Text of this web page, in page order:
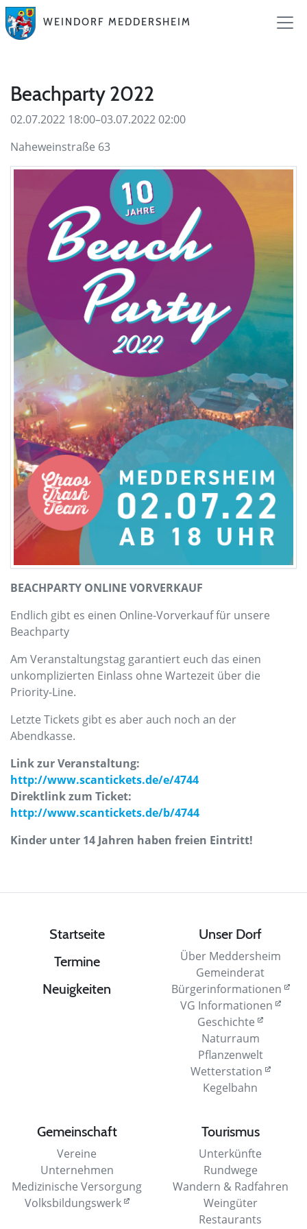
WEINDORF MEDDERSHEIM
Beachparty 2022
02.07.2022 18:00–03.07.2022 02:00
Naheweinstraße 63
BEACHPARTY ONLINE VORVERKAUF
Endlich gibt es einen Online-Vorverkauf für unsere
Beachparty
Am Veranstaltungstag garantiert euch das einen
unkomplizierten Einlass ohne Wartezeit über die
Priority-Line.
Letzte Tickets gibt es aber auch noch an der
Abendkasse.
Link zur Veranstaltung:
http://www.scantickets.de/e/4744
Direktlink zum Ticket:
http://www.scantickets.de/b/4744
Kinder unter 14 Jahren haben freien Eintritt!
Startseite
Termine
Neuigkeiten
Unser Dorf
Über Meddersheim
Gemeinderat
Bürgerinformationen
VG Informationen
Geschichte
Naturraum
Pflanzenwelt
Wetterstation
Kegelbahn
Gemeinschaft
Vereine
Unternehmen
Medizinische Versorgung
Volksbildungswerk
Tourismus
Unterkünfte
Rundwege
Wandern & Radfahren
Weingüter
Restaurants